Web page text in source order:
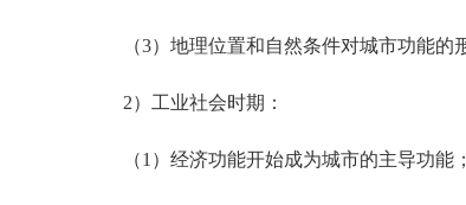
（3）地理位置和自然条件对城市功能的形
2）工业社会时期：
（1）经济功能开始成为城市的主导功能；